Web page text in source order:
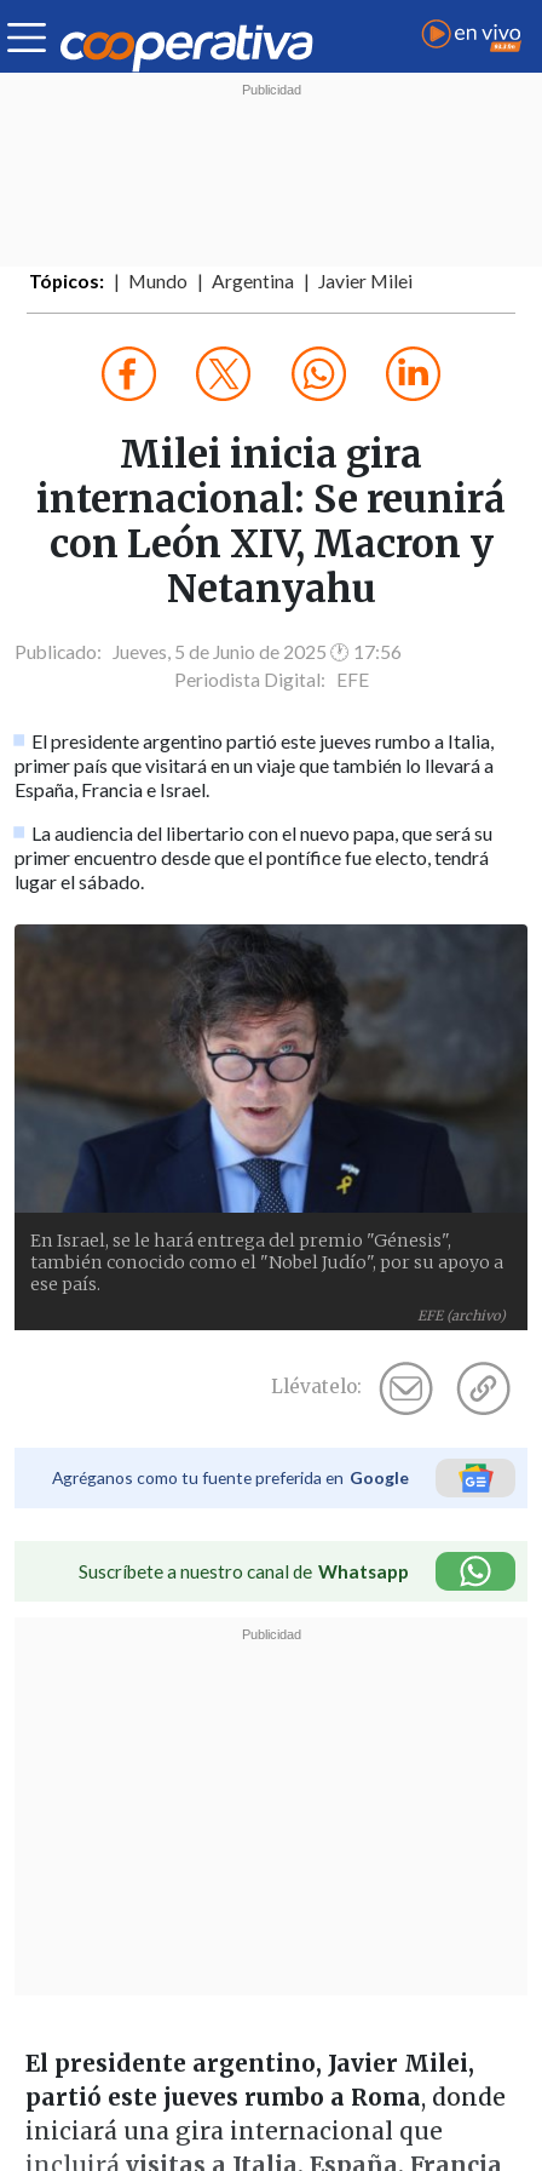
Tópicos: Mundo Argentina Javier Milei
Milei inicia gira
internacional: Se reunirá
con León XIV, Macron y
Netanyahu
Publicado: Jueves, 5 de Junio de 2025 🕐 17:56
Periodista Digital: EFE
El presidente argentino partió este jueves rumbo a Italia,
primer país que visitará en un viaje que también lo llevará a
España, Francia e Israel.
La audiencia del libertario con el nuevo papa, que será su
primer encuentro desde que el pontífice fue electo, tendrá
lugar el sábado.
EFE (archivo)
En Israel, se le hará entrega del premio "Génesis",
también conocido como el "Nobel Judío", por su apoyo a
ese país.
Llévatelo:
Agréganos como tu fuente preferida en Google
Suscríbete a nuestro canal de Whatsapp
El presidente argentino, Javier Milei,
partió este jueves rumbo a Roma, donde
iniciará una gira internacional que
incluirá visitas a Italia, España, Francia